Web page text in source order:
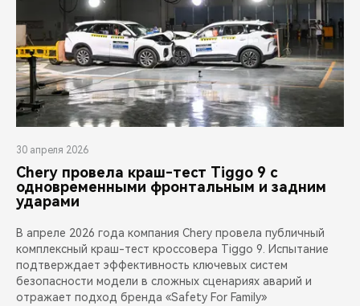
30 апреля 2026
Chery провела краш-тест Tiggo 9 с
одновременными фронтальным и задним
ударами
В апреле 2026 года компания Chery провела публичный
комплексный краш-тест кроссовера Tiggo 9. Испытание
подтверждает эффективность ключевых систем
безопасности модели в сложных сценариях аварий и
отражает подход бренда «Safety For Family»